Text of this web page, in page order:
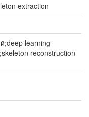
extraction
learning
reconstruction